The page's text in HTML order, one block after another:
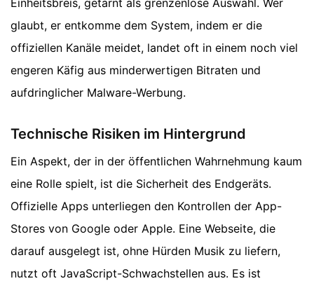
glaubt, er entkomme dem System, indem er die
offiziellen Kanäle meidet, landet oft in einem noch viel
engeren Käfig aus minderwertigen Bitraten und
aufdringlicher Malware-Werbung.
Technische Risiken im Hintergrund
Ein Aspekt, der in der öffentlichen Wahrnehmung kaum
eine Rolle spielt, ist die Sicherheit des Endgeräts.
Offizielle Apps unterliegen den Kontrollen der App-
Stores von Google oder Apple. Eine Webseite, die
darauf ausgelegt ist, ohne Hürden Musik zu liefern,
nutzt oft JavaScript-Schwachstellen aus. Es ist